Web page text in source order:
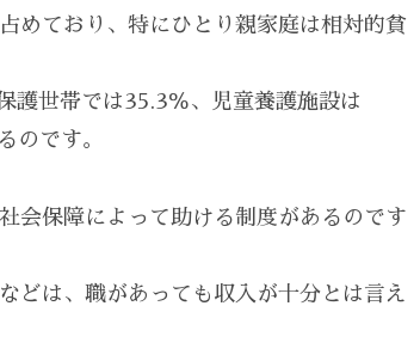
めており、特にひとり親家庭は相対的貧
護世帯では35.3％、児童養護施設は
のです。
会保障によって助ける制度があるのです
どは、職があっても収入が十分とは言え